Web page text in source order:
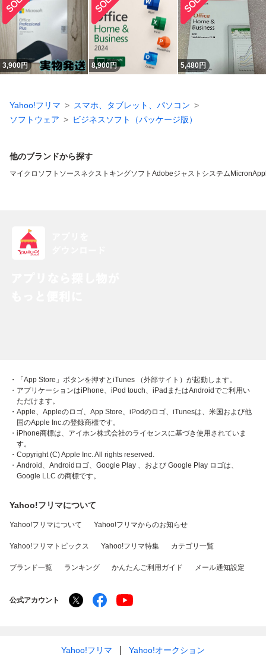
3,900円 8,900円 5,480円
Yahoo!フリマ
スマホ、タブレット、パソコン
ソフトウェア
ビジネスソフト（パッケージ版）
他のブランドから探す
マイクロソフト ソースネクスト キングソフト Adobeジャストシステム Micron
・「App Store」ボタンを押すとiTunes （外部サイト）が起動します。
・アプリケーションはiPhone、iPod touch、iPadまたはAndroidでご利用い
ただけます。
・Apple、Appleのロゴ、App Store、iPodのロゴ、iTunesは、米国および他
国のApple Inc.の登録商標です。
・iPhone商標は、アイホン株式会社のライセンスに基づき使用されていま
す。
・Copyright (C) Apple Inc. All rights reserved.
・Android、Androidロゴ、Google Play 、および Google Play ロゴは、
Google LLC の商標です。
Yahoo!フリマについて
Yahoo!フリマについて Yahoo!フリマからのお知らせ
Yahoo!フリマトピックス Yahoo!フリマ特集 カテゴリ一覧
ブランド一覧 ランキング かんたんご利用ガイド メール通知設定
公式アカウント
Yahoo!フリマ Yahoo!オークション